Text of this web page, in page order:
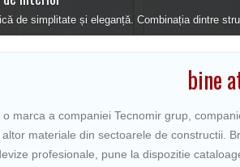
la preturi avantajoase.Verifica oferta
bine
o marca a companiei Tecnomir grup,
materiale din sectoarele de constructii.
profesionale, pune la dispozitie